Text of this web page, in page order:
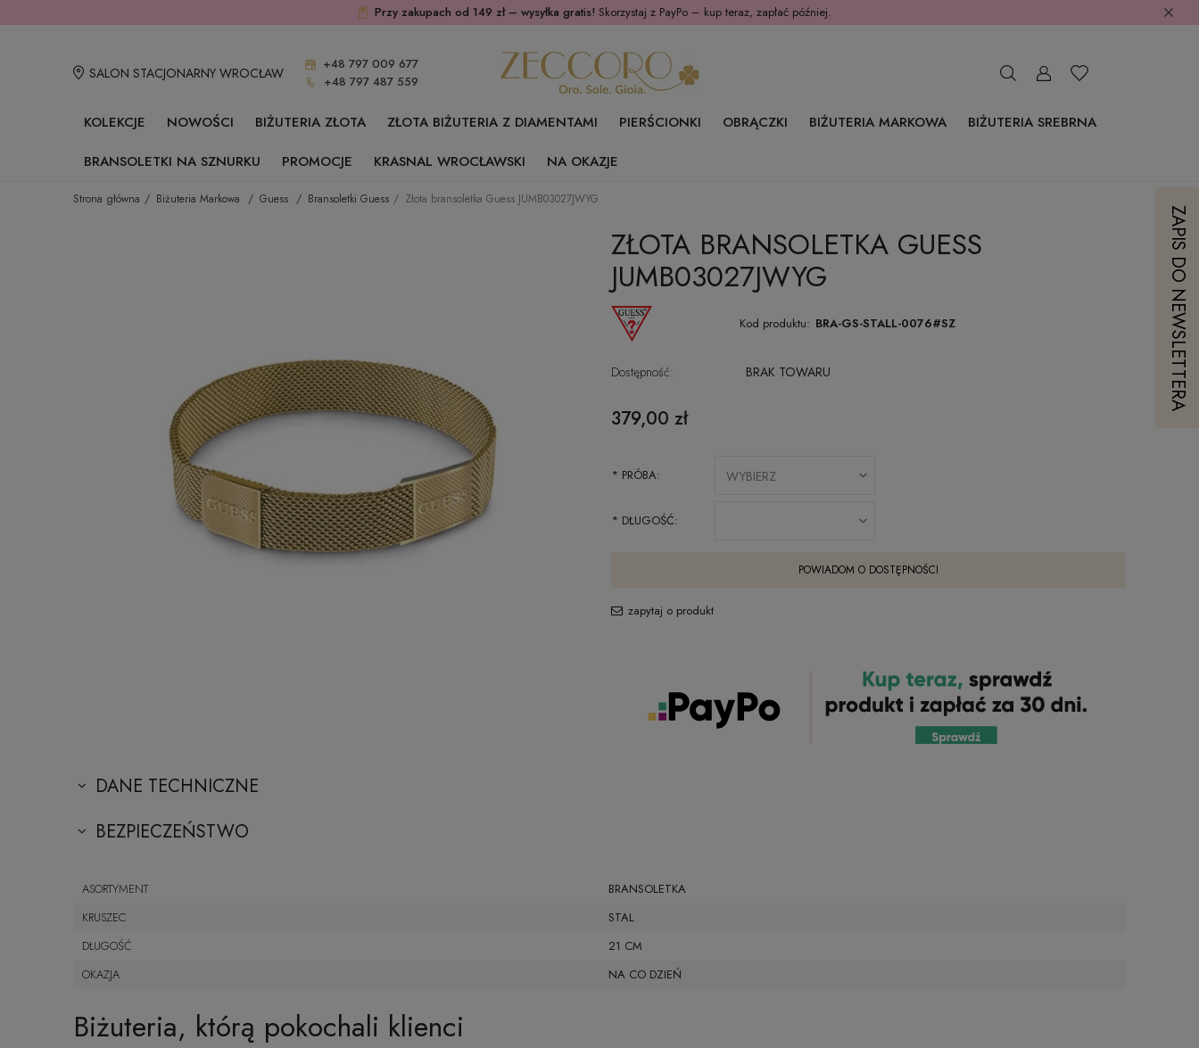
Przy zakupach od 149 zł – wysyłka gratis! Skorzystaj z PayPo – kup teraz, zapłać później.
SALON STACJONARNY WROCŁAW
+48 797 009 677
+48 797 487 559
KOLEKCJE NOWOŚCI BIŻUTERIA ZŁOTA ZŁOTA BIŻUTERIA Z DIAMENTAMI PIERŚCIONKI OBRĄCZKI BIŻUTERIA MARKOWA
BIŻUTERIA SREBRNA
BRANSOLETKI NA SZNURKU
PROMOCJE KRASNAL WROCŁAWSKI NA OKAZJE
Strona główna Biżuteria Markowa Guess Bransoletki Guess Złota bransoletka Guess JUMB03027JWYG
ZŁOTA BRANSOLETKA GUESS
JUMB03027JWYG
Kod produktu: BRA-GS-STALL-0076#SZ
Dostępność: BRAK TOWARU
379,00 zł
* PRÓBA:
* DŁUGOŚĆ:
POWIADOM O DOSTĘPNOŚCI
zapytaj o produkt
DANE TECHNICZNE
BEZPIECZEŃSTWO
ASORTYMENT
BRANSOLETKA
KRUSZEC
STAL
DŁUGOŚĆ
21 CM
OKAZJA
NA CO DZIEŃ
Biżuteria, którą pokochali klienci
ZAPIS DO NEWSLETTERA